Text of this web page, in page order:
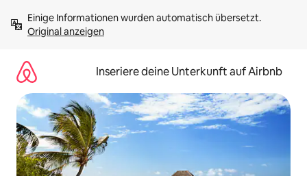
Inhalten
springenOriginal anzeigen
Inseriere deine Unterkunft auf Airbnb